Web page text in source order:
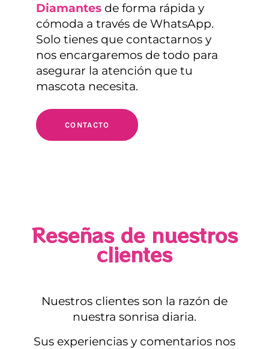
Diamantes de forma rápida y
cómoda a través de WhatsApp.
Solo tienes que contactarnos y
nos encargaremos de todo para
asegurar la atención que tu
mascota necesita.
CONTACTO
Reseñas de nuestros
clientes
Nuestros clientes son la razón de
nuestra sonrisa diaria.
Sus experiencias y comentarios nos